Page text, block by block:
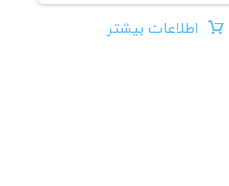
اطلاعات بیشتر